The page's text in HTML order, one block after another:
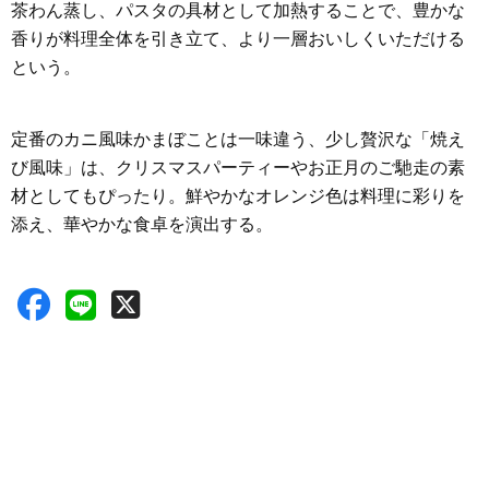
茶わん蒸し、パスタの具材として加熱することで、豊かな
香りが料理全体を引き立て、より一層おいしくいただける
という。
定番のカニ風味かまぼことは一味違う、少し贅沢な「焼え
び風味」は、クリスマスパーティーやお正月のご馳走の素
材としてもぴったり。鮮やかなオレンジ色は料理に彩りを
添え、華やかな食卓を演出する。